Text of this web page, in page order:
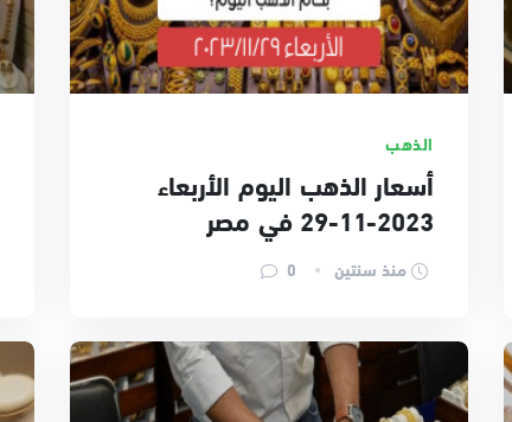
الذهب
أسعار الذهب اليوم الأربعاء
2023-11-29 في مصر
منذ سنتين